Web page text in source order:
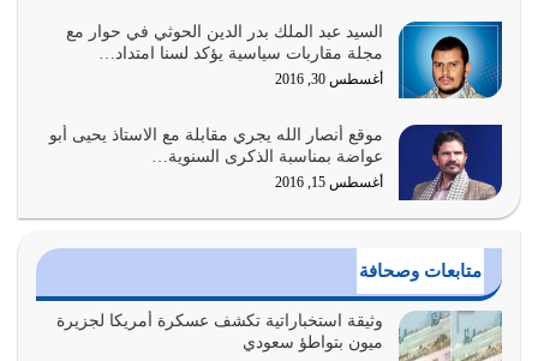
أولياء الشيطان كلما كانوا أكثر ولاءً وطاعة للشيطان كلما كانوا
أكثر ضعفاً
يوليو 30, 2026
وعد الله تعالى من يُقتل في سبيله بالحياة الأبدية والرزق
والاستبشار والنجاة والخلود في…
يوليو 29, 2026
القرآن الكريم هو أهم مصدر لمعرفة رسول الله معرفة سيرته
معرفة شخصيته معرفة عظمته
يوليو 28, 2026
السيد عبد الملك بدر الدين الحوثي في حوار مع
مجلة مقاربات سياسية يؤكد لسنا امتداد…
أغسطس 30, 2016
موقع أنصار الله يجري مقابلة مع الاستاذ يحيى أبو
عواضة بمناسبة الذكرى السنوية…
أغسطس 15, 2016
متابعات وصحافة
وثيقة استخباراتية تكشف عسكرة أمريكا لجزيرة
ميون بتواطؤ سعودي